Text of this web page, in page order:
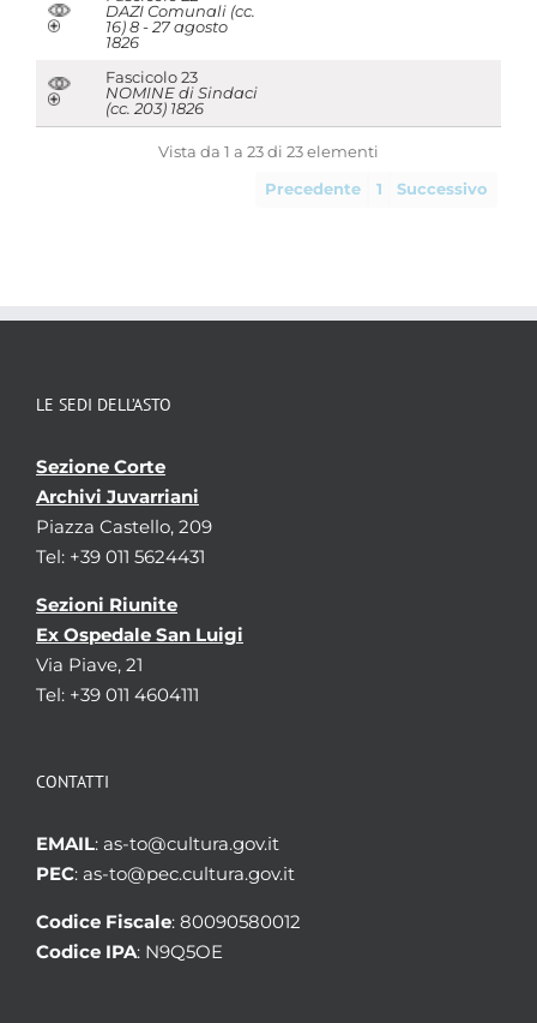
DAZI Comunali (cc.
16) 8 - 27 agosto
1826
Fascicolo 23
NOMINE di Sindaci
(cc. 203) 1826
Vista da 1 a 23 di 23 elementi
Precedente 1 Successivo
LE SEDI DELL’ASTO
Sezione Corte
Archivi Juvarriani
Piazza Castello, 209
Tel: +39 011 5624431
Sezioni Riunite
Ex Ospedale San Luigi
Via Piave, 21
Tel: +39 011 4604111
CONTATTI
EMAIL: as-to@cultura.gov.it
PEC: as-to@pec.cultura.gov.it
Codice Fiscale: 80090580012
Codice IPA: N9Q5OE